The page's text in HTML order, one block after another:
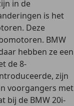
in de
is het
. Deze
BMW
hebben ze een
de 8-
zijn
voorgangers met
bij de BMW 20i-